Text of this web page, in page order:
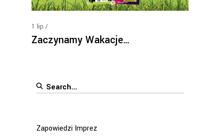
1 lip
Zaczynamy Wakacje…
Search
Zapowiedzi Imprez